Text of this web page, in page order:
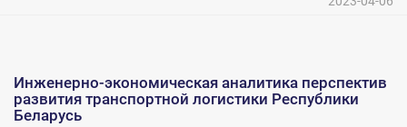
Инженерно-экономическая аналитика перспектив
развития транспортной логистики Республики
Беларусь